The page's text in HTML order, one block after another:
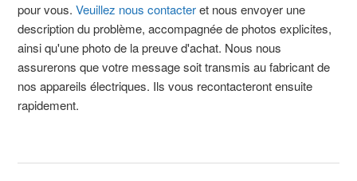
pour vous.Veuillez nous contacteret nous envoyer une
description du problème, accompagnée de photos explicites,
ainsi qu'une photo de la preuve d'achat. Nous nous
assurerons que votre message soit transmis au fabricant de
nos appareils électriques. Ils vous recontacteront ensuite
rapidement.